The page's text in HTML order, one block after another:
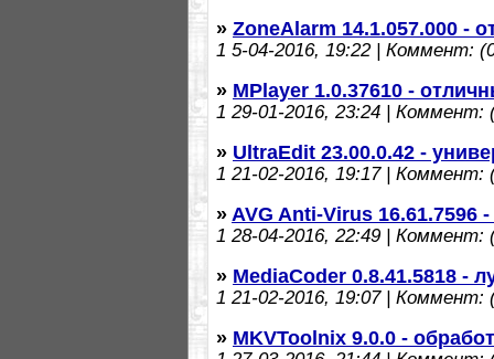
» ZoneAlarm 14.1.057.000 -
1 5-04-2016, 19:22 | Коммент:
» MPlayer 1.0.37610 -
1 29-01-2016, 23:24 | Коммент:
» UltraEdit 23.00.0.42 -
1 21-02-2016, 19:17 | Коммент:
» AVG Anti-Virus 16.61.7596
1 28-04-2016, 22:49 | Коммент:
» MediaCoder 0.8.41.5818 -
1 21-02-2016, 19:07 | Коммент:
» MKVToolnix 9.0.0 -